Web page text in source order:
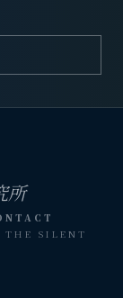
所
THE SILENT